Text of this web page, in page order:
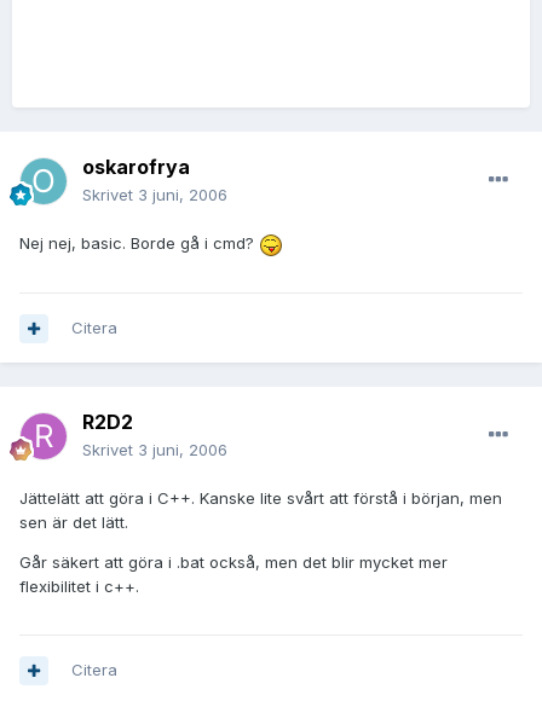
oskarofrya
Skrivet 3 juni, 2006
Nej nej, basic. Borde gå i cmd?
Citera
R2D2
Skrivet 3 juni, 2006
Jättelätt att göra i C++. Kanske lite svårt att förstå i början, men
sen är det lätt.
Går säkert att göra i .bat också, men det blir mycket mer
flexibilitet i c++.
Citera